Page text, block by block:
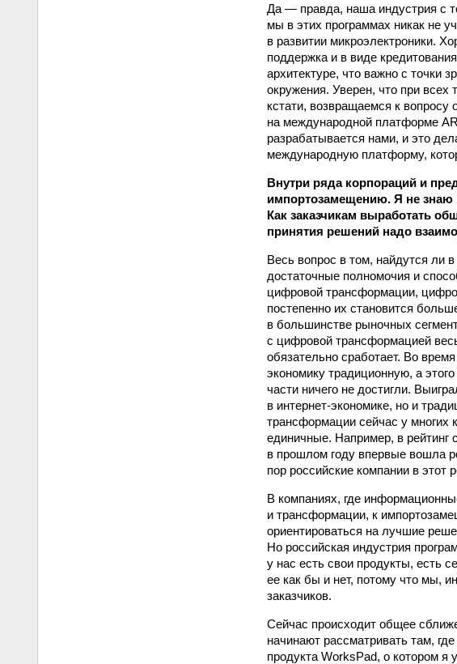
Да — правда, наша индустрия с
мы в этих программах никак не
в развитии микроэлектроники.
поддержка и в виде
архитектуре, что важно с точки
окружения. Уверен, что при
кстати, возвращаемся к вопросу
на международной платформе
разрабатывается нами, и это
международную платформу,
Внутри ряда корпораций и
импортозамещению. Я не знаю
Как заказчикам выработать
принятия решений надо
Весь вопрос в том, найдутся ли
достаточные полномочия и
цифровой трансформации,
постепенно их становится
в большинстве рыночных
с цифровой трансформацией
обязательно сработает. Во
экономику традиционную, а
части ничего не достигли.
в интернет-экономике, но и
трансформации сейчас у многих
единичные. Например, в рейтинг
в прошлом году впервые вошла
пор российские компании в этот
В компаниях, где
и трансформации, к
ориентироваться на лучшие
Но российская индустрия
у нас есть свои продукты, есть
ее как бы и нет, потому что мы,
заказчиков.
Сейчас происходит общее
начинают рассматривать там,
продукта WorksPad, о котором я